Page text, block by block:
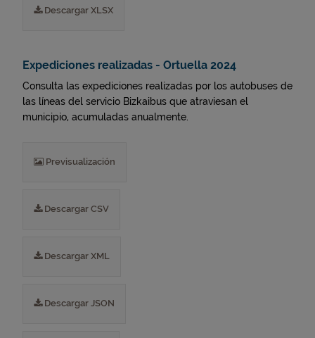
Descargar XLSX
Expediciones realizadas - Ortuella 2024
Consulta las expediciones realizadas por los autobuses de
las líneas del servicio Bizkaibus que atraviesan el
municipio, acumuladas anualmente.
Previsualización
Descargar CSV
Descargar XML
Descargar JSON